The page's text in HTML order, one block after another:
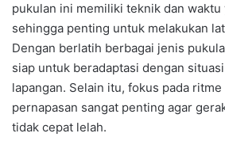
pukulan ini memiliki teknik dan waktu
sehingga penting untuk melakukan
Dengan berlatih berbagai jenis
siap untuk beradaptasi dengan
lapangan. Selain itu, fokus pada ritme
pernapasan sangat penting agar
tidak cepat lelah.